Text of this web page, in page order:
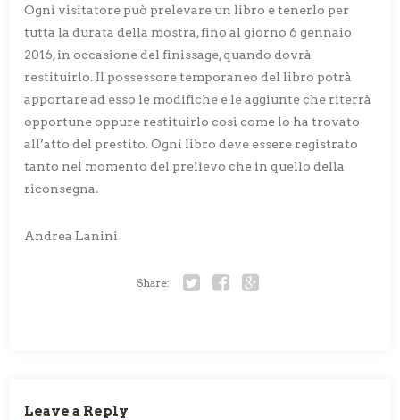
Ogni visitatore può prelevare un libro e tenerlo per
tutta la durata della mostra, fino al giorno 6 gennaio
2016, in occasione del finissage, quando dovrà
restituirlo. Il possessore temporaneo del libro potrà
apportare ad esso le modifiche e le aggiunte che riterrà
opportune oppure restituirlo così come lo ha trovato
all’atto del prestito. Ogni libro deve essere registrato
tanto nel momento del prelievo che in quello della
riconsegna.
Andrea Lanini
Share:
Leave a Reply